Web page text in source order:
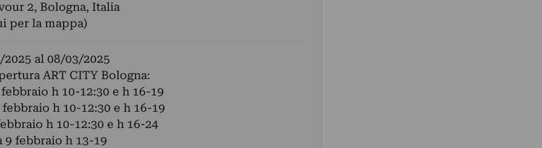
2, Bologna, Italia
per la mappa)
2025 al 08/03/2025
ART CITY Bologna:
h 10-12:30 e h 16-19
h 10-12:30 e h 16-19
h 10-12:30 e h 16-24
9 febbraio h 13-19